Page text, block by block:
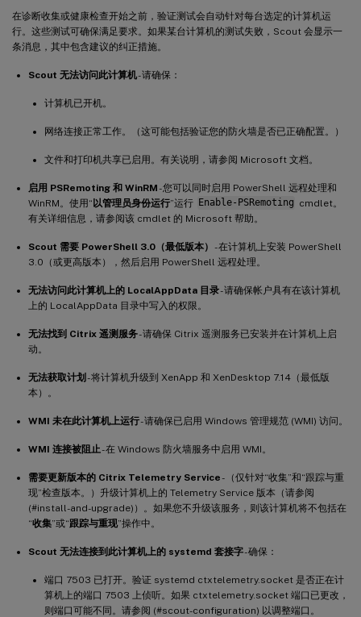
在诊断收集或健康检查开始之前，验证测试会自动针对每台选定的计算机运
行。这些测试可确保满足要求。如果某台计算机的测试失败，Scout 会显示一
条消息，其中包含建议的纠正措施。
Scout 无法访问此计算机- 请确保：
计算机已开机。
网络连接正常工作。（这可能包括验证您的防火墙是否已正确配置。）
文件和打印机共享已启用。有关说明，请参阅 Microsoft 文档。
启用 PSRemoting 和 WinRM- 您可以同时启用 PowerShell 远程处理和
WinRM。使用“ 以管理员身份运行”运行 Enable-PSRemoting cmdlet。
有关详细信息，请参阅该 cmdlet 的 Microsoft 帮助。
Scout 需要 PowerShell 3.0（最低版本） - 在计算机上安装 PowerShell
3.0（或更高版本），然后启用 PowerShell 远程处理。
无法访问此计算机上的 LocalAppData 目录- 请确保帐户具有在该计算机
上的 LocalAppData 目录中写入的权限。
无法找到 Citrix 遥测服务- 请确保 Citrix 遥测服务已安装并在计算机上启
动。
无法获取计划 - 将计算机升级到 XenApp 和 XenDesktop 7.14（最低版
本）。
WMI 未在此计算机上运行- 请确保已启用 Windows 管理规范 (WMI) 访问。
WMI 连接被阻止- 在 Windows 防火墙服务中启用 WMI。
需要更新版本的 Citrix Telemetry Service- （仅针对“收集”和“跟踪与重
现”检查版本。）升级计算机上的 Telemetry Service 版本（请参阅
(#install-and-upgrade)）。如果您不升级该服务，则该计算机将不包括在
“收集”或“跟踪与重现”操作中。
Scout 无法连接到此计算机上的 systemd 套接字- 确保：
端口 7503 已打开。验证 systemd ctxtelemetry.socket 是否正在计
算机上的端口 7503 上侦听。如果 ctxtelemetry.socket 端口已更改，
则端口可能不同。请参阅 (#scout-configuration) 以调整端口。